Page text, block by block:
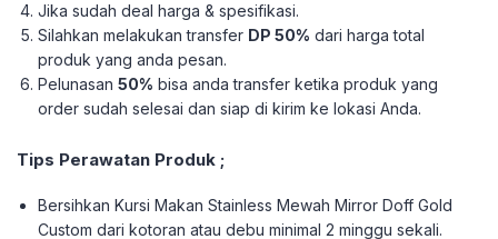
Jika sudah deal harga & spesifikasi.
Silahkan melakukan transfer DP 50% dari harga total
produk yang anda pesan.
Pelunasan50% bisa anda transfer ketika produk yang
order sudah selesai dan siap di kirim ke lokasi Anda.
Tips Perawatan Produk ;
Bersihkan Kursi Makan Stainless Mewah Mirror Doff Gold
Custom dari kotoran atau debu minimal 2 minggu sekali.